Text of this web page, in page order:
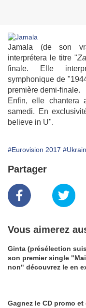
Jamala (de son
interprétera le titre "
finale. Elle
symphonique de
première demi-finale.
Enfin, elle
samedi. En
believe in U".
#Eurovision 2017
Partager
Vous aimerez
Ginta (présélection
son premier single
non" découvrez le en
Gagnez le CD promo